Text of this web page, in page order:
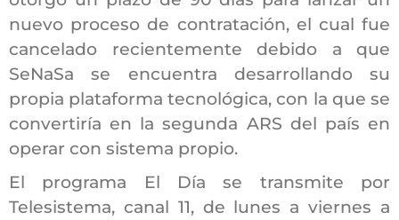
nuevo proceso de contratación, el cual fue
cancelado recientemente debido a que
SeNaSa se encuentra desarrollando su
propia plataforma tecnológica, con la que se
convertiría en la segunda ARS del país en
operar con sistema propio.
El programa
El Día se transmite por
Telesistema, canal 11, de lunes a viernes a